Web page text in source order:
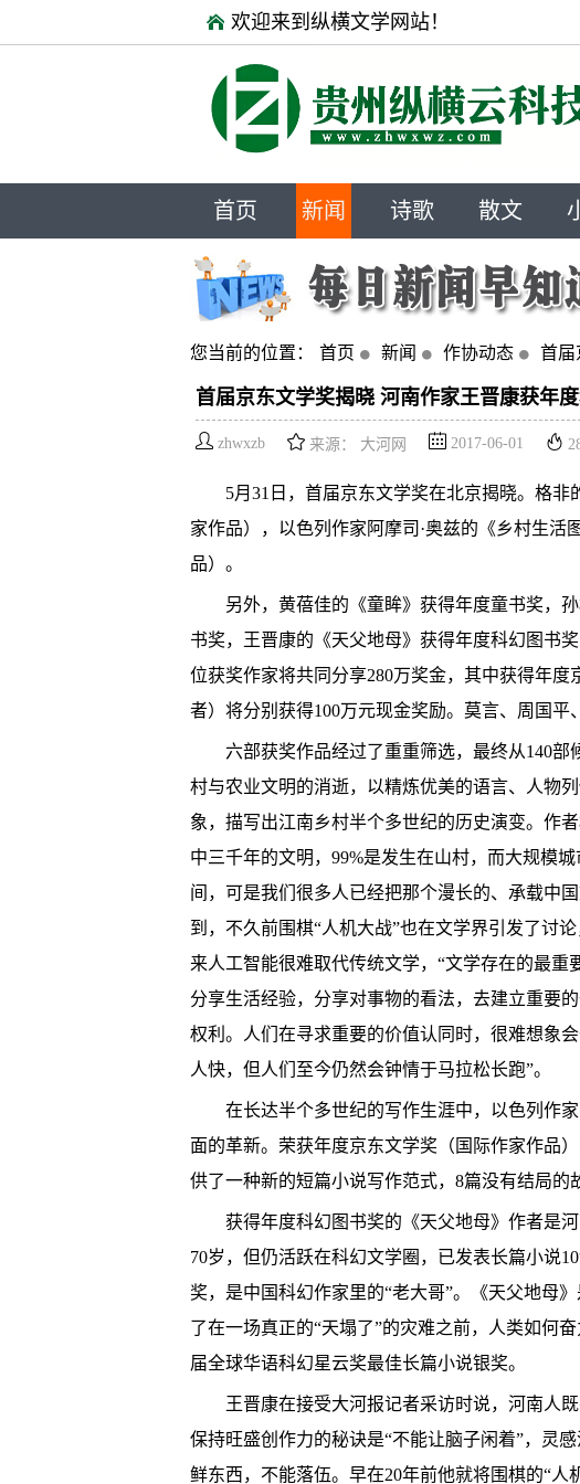
欢迎来到纵横文学网站！
首页 新闻 诗歌 散文
您当前的位置： 首页 新闻 作协动态 首届
首届京东文学奖揭晓 河南作家王晋康获年
zhwxzb 来源： 大河网 2017-06-01
5月31日，首届京东文学奖在北京揭晓。格
家作品），以色列作家阿摩司·奥兹的《乡村生活
品）。
另外，黄蓓佳的《童眸》获得年度童书奖，孙
书奖，王晋康的《天父地母》获得年度科幻图书
位获奖作家将共同分享280万奖金，其中获得年度
者）将分别获得100万元现金奖励。莫言、周国平
六部获奖作品经过了重重筛选，最终从140部
村与农业文明的消逝，以精炼优美的语言、人物
象，描写出江南乡村半个多世纪的历史演变。作
中三千年的文明，99%是发生在山村，而大规模
间，可是我们很多人已经把那个漫长的、承载中
到，不久前围棋“人机大战”也在文学界引发了讨
来人工智能很难取代传统文学，“文学存在的最
分享生活经验，分享对事物的看法，去建立重要
权利。人们在寻求重要的价值认同时，很难想象
人快，但人们至今仍然会钟情于马拉松长跑”。
在长达半个多世纪的写作生涯中，以色列作家
面的革新。荣获年度京东文学奖（国际作家作品
供了一种新的短篇小说写作范式，8篇没有结局的
获得年度科幻图书奖的《天父地母》作者是河
70岁，但仍活跃在科幻文学圈，已发表长篇小说
奖，是中国科幻作家里的“老大哥”。《天父地母
了在一场真正的“天塌了”的灾难之前，人类如何
届全球华语科幻星云奖最佳长篇小说银奖。
王晋康在接受大河报记者采访时说，河南人既
保持旺盛创作力的秘诀是“不能让脑子闲着”，灵
鲜东西，不能落伍。早在20年前他就将围棋的“